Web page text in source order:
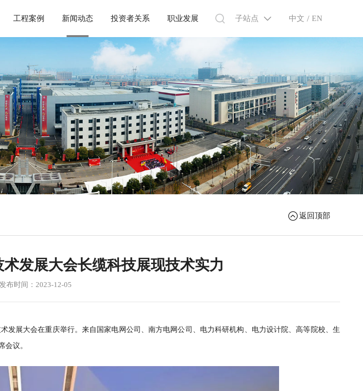
工程案例 新闻动态 投资者关系 职业发展 子站点 中文 / EN
返回顶部
术发展大会长缆科技展现技术实力
布时间：2023-12-05
发展大会在重庆举行。来自国家电网公司、南方电网公司、电力科研机构、电力设计院、高等院校、生
会议。